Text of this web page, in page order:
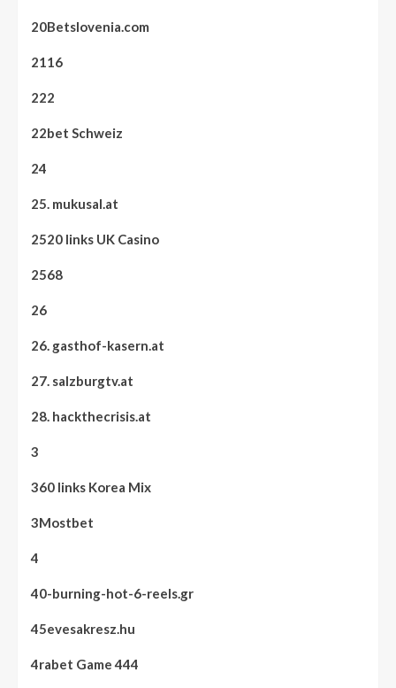
20Betslovenia.com
2116
222
22bet Schweiz
24
25. mukusal.at
2520 links UK Casino
2568
26
26. gasthof-kasern.at
27. salzburgtv.at
28. hackthecrisis.at
3
360 links Korea Mix
3Mostbet
4
40-burning-hot-6-reels.gr
45evesakresz.hu
4rabet Game 444